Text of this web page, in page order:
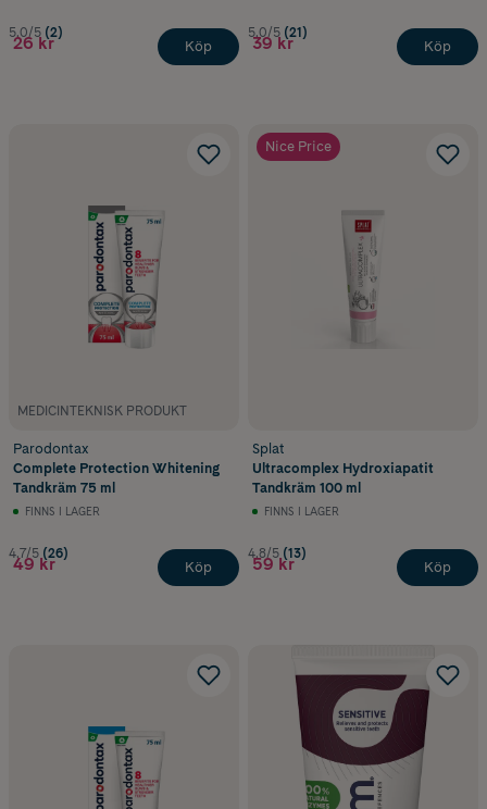
5.0/5 (2)
26 kr Köp
5.0/5 (21)
39 kr Köp
MEDICINTEKNISK PRODUKT
Parodontax
Complete Protection Whitening
Tandkräm 75 ml
FINNS I LAGER
4.7/5 (26)
49 kr Köp
Nice Price
Splat
Ultracomplex Hydroxiapatit
Tandkräm 100 ml
FINNS I LAGER
4.8/5 (13)
59 kr Köp